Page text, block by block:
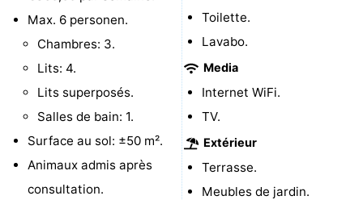
Zee
Alkmaar
-
Egmond
aan
Zee
Noordhollands
duinreservaat
Wijk
aan
-
Nature
-
Max. 6 personen.
Chambres: 3.
Lits: 4.
Lits superposés.
Salles de bain: 1.
Surface au sol: ±50 m².
Animaux admis après
consultation.
Toilette.
Lavabo.
Media
Internet WiFi.
TV.
Extérieur
Terrasse.
Meubles de jardin.